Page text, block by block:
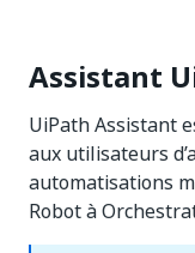
Assistant
UiPath Assistant
aux utilisateurs
automatisations
Robot à